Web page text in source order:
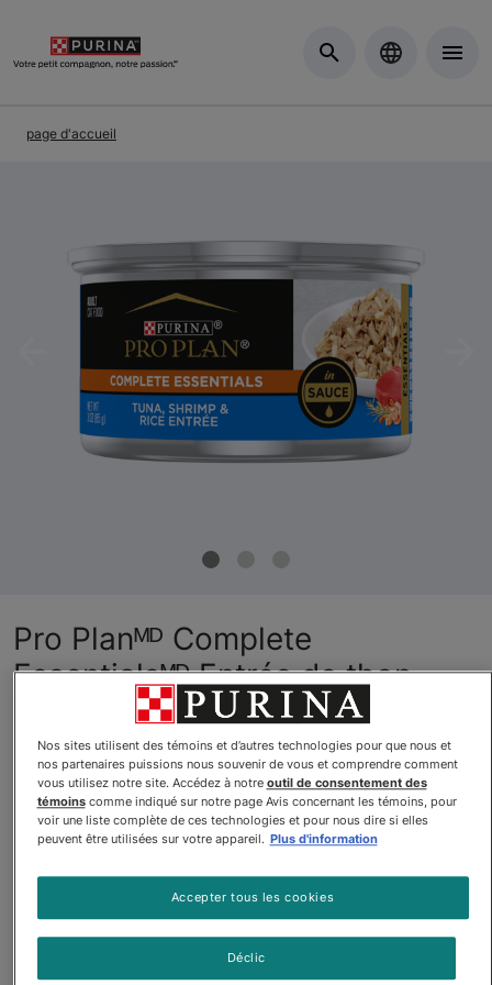
page d'accueil
Previous
Pro Planᴹᴰ Complete
Essentialsᴹᴰ Entrée de thon,
crevettes et riz en sauce
nourriture pour chats adultes
Par Purinaᴹᴰ Pro Planᴹᴰ
En stock
Nos sites utilisent des témoins et d’autres technologies pour que nous et
nos partenaires puissions nous souvenir de vous et comprendre comment
vous utilisez notre site. Accédez à notre outil de consentement des
témoinscomme indiqué sur notre page Avis concernant les témoins, pour
voir une liste complète de ces technologies et pour nous dire si elles
peuvent être utilisées sur votre appareil. Plus d'information
Déclic
Accepter tous les cookies